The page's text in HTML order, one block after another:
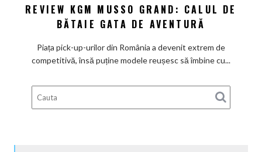
Review
Grand:
Calul
bătaie
gata
de
REVIEW KGM MUSSO GRAND: CALUL DE
BĂTAIE GATA DE AVENTURĂ
Piața pick-up-urilor din România a devenit extrem de
competitivă, însă puține modele reușesc să îmbine cu...